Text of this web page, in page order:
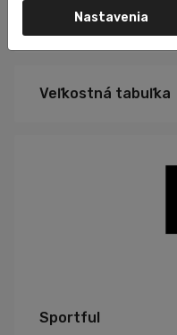
Špecifikácia
Veľkostná tabuľka
Sportful
Nastavenia